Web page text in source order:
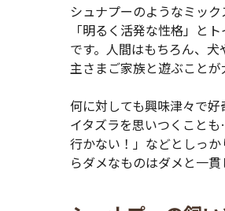
シュナプーのようなミッ
「明るく活発な性格」と
です。人間はもちろん、
主さまご家族と遊ぶこと
何に対しても興味津々で
イタズラを思いつくこと
行かない！」などとしっ
らダメなものはダメと一貫